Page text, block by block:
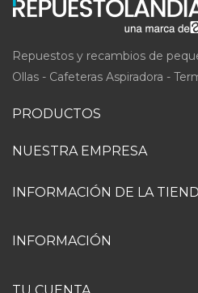
Repuestos y recambios de
Ollas - Cafeteras Aspiradora -
PRODUCTOS
NUESTRA EMPRESA
INFORMACIÓN DE LA
INFORMACIÓN
TU CUENTA